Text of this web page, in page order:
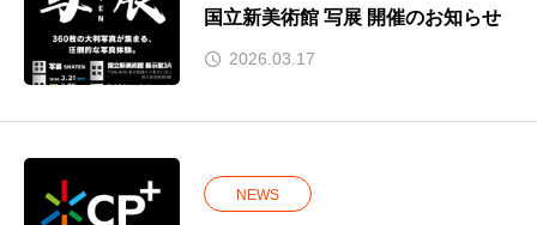
国立新美術館 写展 開催のお知らせ
2026.03.17
NEWS